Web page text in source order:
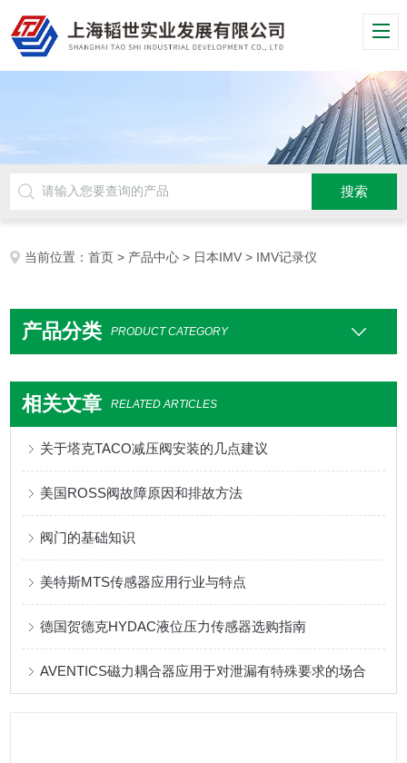
当前位置：首页 > 产品中心 > 日本IMV > IMV记录仪
产品分类 PRODUCT CATEGORY
相关文章 RELATED ARTICLES
关于塔克TACO减压阀安装的几点建议
美国ROSS阀故障原因和排故方法
阀门的基础知识
美特斯MTS传感器应用行业与特点
德国贺德克HYDAC液位压力传感器选购指南
AVENTICS磁力耦合器应用于对泄漏有特殊要求的场合